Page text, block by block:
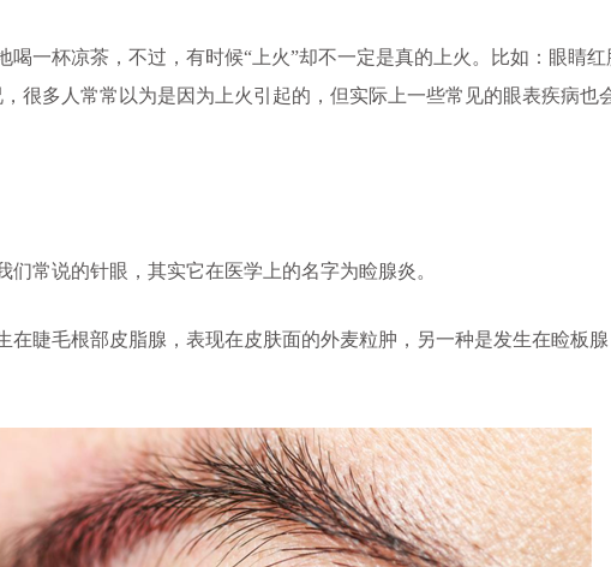
一杯凉茶，不过，有时候“上火”却不一定是真的上火。比如：眼睛红
很多人常常以为是因为上火引起的，但实际上一些常见的眼表疾病也
常说的针眼，其实它在医学上的名字为睑腺炎。
睫毛根部皮脂腺，表现在皮肤面的外麦粒肿，另一种是发生在睑板腺